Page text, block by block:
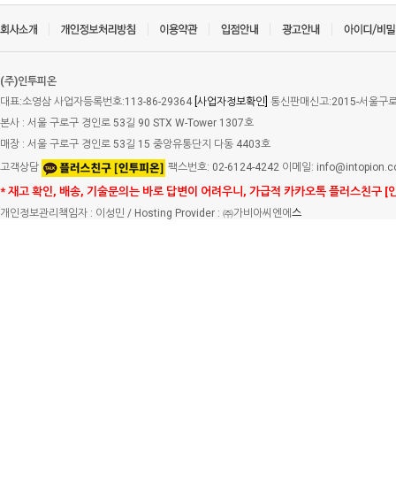
(주)인투피온
대표:소영삼 사업자등록번호:113-86-29364 [사업자정보확인] 통신판매신고:2015-서울구
본사 : 서울 구로구 경인로 53길 90 STX W-Tower 1307호
매장 : 서울 구로구 경인로 53길 15 중앙유통단지 다동 4403호
고객상담
팩스번호: 02-6124-4242 이메일:
* 재고 확인, 배송, 기술문의는 바로 답변이 어려우니, 가급적 카카오톡 플러스친구 [
개인정보관리책임자 : 이성민 / Hosting Provider : ㈜가비아씨엔에 스